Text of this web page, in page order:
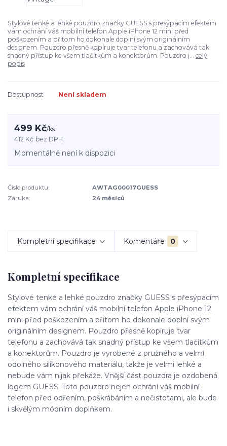
Stylové tenké a lehké pouzdro značky GUESS s přesýpacím efektem
vám ochrání váš mobilní telefon Apple iPhone 12 mini před
poškozením a přitom ho dokonale doplní svým originálním
designem. Pouzdro přesně kopíruje tvar telefonu a zachovává tak
snadný přístup ke všem tlačítkům a konektorům. Pouzdro j... celý
popis
Dostupnost Není skladem
499 Kč/ks
412 Kč bez DPH
Momentálně není k dispozici
Číslo produktu:
AWTAG00017GUESS
Záruka:
24 měsíců
Kompletní specifikace Komentáře 0
Kompletní specifikace
Stylové tenké a lehké pouzdro značky GUESS s přesýpacím
efektem vám ochrání váš mobilní telefon Apple iPhone 12
mini před poškozením a přitom ho dokonale doplní svým
originálním designem. Pouzdro přesně kopíruje tvar
telefonu a zachovává tak snadný přístup ke všem tlačítkům
a konektorům. Pouzdro je vyrobené z pružného a velmi
odolného silikonového materiálu, takže je velmi lehké a
nebude vám nijak překáže. Vnější část pouzdra je ozdobená
logem GUESS. Toto pouzdro nejen ochrání váš mobilní
telefon před odřením, poškrábáním a nečistotami, ale bude
i skvělým módním doplňkem.